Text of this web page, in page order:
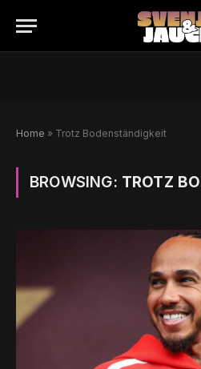
Home » Trotz Bodenständigkeit
BROWSING: TROTZ